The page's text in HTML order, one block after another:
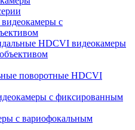
с
HDCVI видеокамеры
поворотные HDCVI
с фиксированным
с вариофокальным